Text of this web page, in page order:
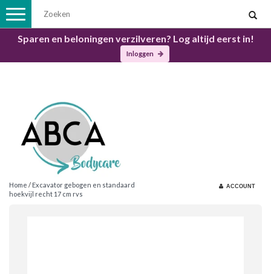
Sparen en beloningen verzilveren? Log altijd eerst in!
Inloggen
Toggle
navigation
Home / Excavator gebogen en standaard
hoekvijl recht 17 cm rvs
ACCOUNT